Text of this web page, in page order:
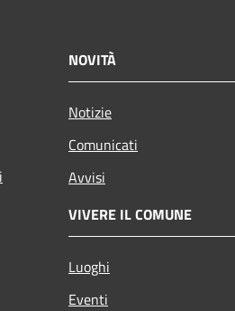
NOVITÀ
Notizie
Comunicati
Avvisi
VIVERE IL COMUNE
Luoghi
Eventi